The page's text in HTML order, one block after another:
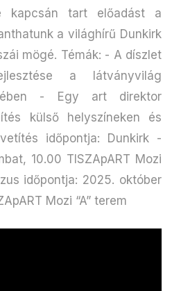
kapcsán tart előadást a
a világhírű Dunkirk
mögé. Témák: - A díszlet
a látványvilág
- Egy art direktor
külső helyszíneken és
időpontja: Dunkirk -
10.00 TISZApART Mozi
időpontja: 2025. október
Mozi “A” terem